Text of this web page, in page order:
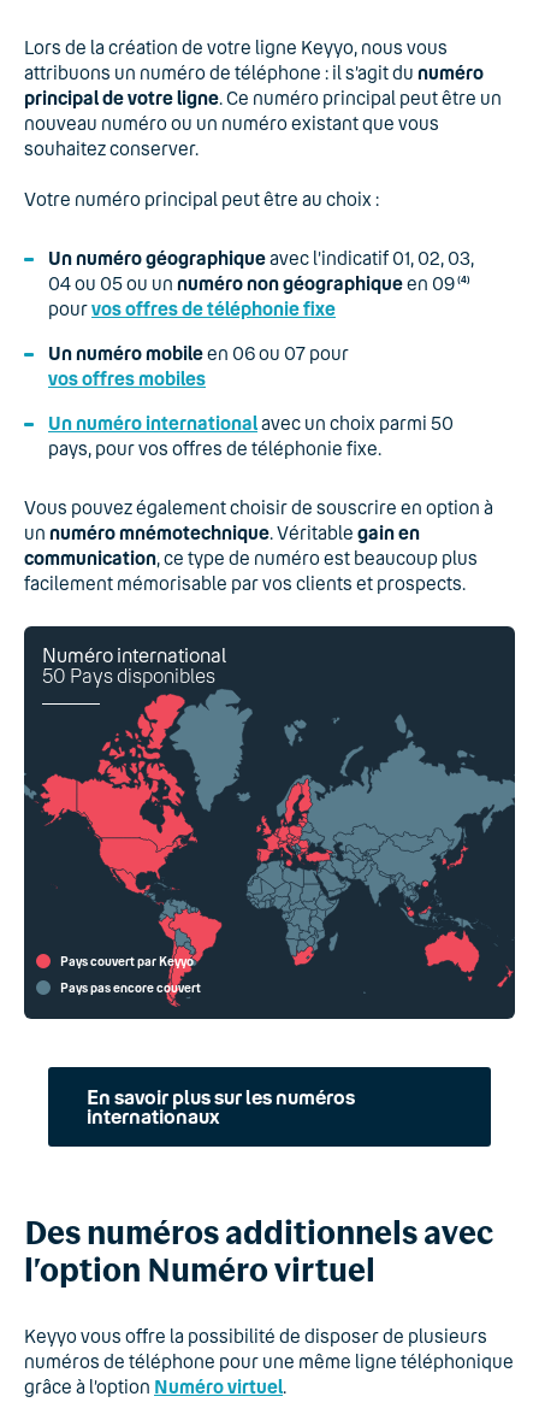
Lors de la création de votre ligne Keyyo, nous vous
attribuons un numéro de téléphone : il s’agit du numéro
principal de votre ligne. Ce numéro principal peut être un
nouveau numéro ou un numéro existant que vous
souhaitez conserver.
Votre numéro principal peut être au choix :
Un numéro géographiqueavec l’indicatif 01, 02, 03,
04 ou 05 ou un numéro non géographiqueen 09 (4)
pourvos offres de téléphonie fixe
Un numéro mobileen 06 ou 07 pour
vos offres mobiles
Un numéro internationalavec un choix parmi 50
pays, pour vos offres de téléphonie fixe.
Vous pouvez également choisir de souscrire en option à
un numéro mnémotechnique. Véritable gain en
communication, ce type de numéro est beaucoup plus
facilement mémorisable par vos clients et prospects.
Numéro international
50 Pays disponibles
Pays couvert par Keyyo
Pays pas encore couvert
En savoir plus sur les numéros
internationaux
Des numéros additionnels avec
l’option Numéro virtuel
Keyyo vous offre la possibilité de disposer de plusieurs
numéros de téléphone pour une même ligne téléphonique
grâce à l’option Numéro virtuel.